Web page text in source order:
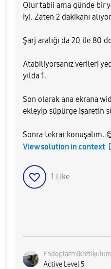
Olur tabii ama günde bir
iyi. Zaten 2 dakikanı
Şarj aralığı da 20 ile 80
Atabiliyorsanız verileri
yılda 1.
Son olarak ana ekrana
ekleyip süpürge işaretin
Sonra tekrar konuşalım.
View solution in context
1 Like
Endoplazmikretikulum
Active Level 5